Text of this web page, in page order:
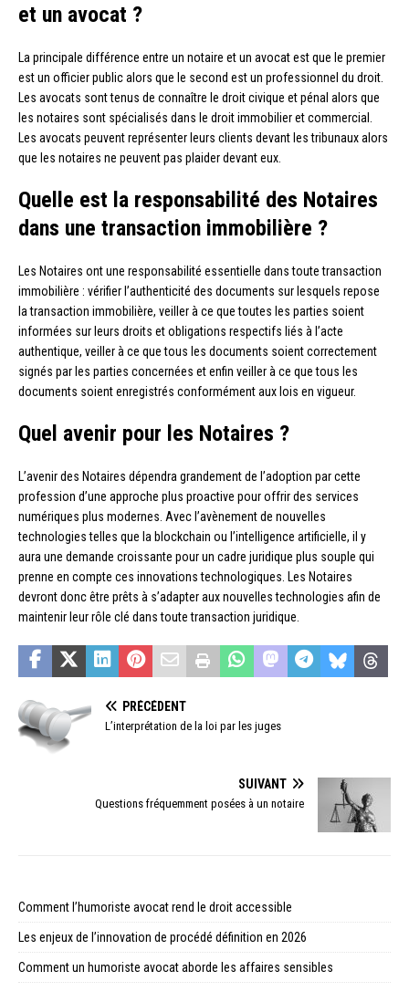
et un avocat ?
La principale différence entre un notaire et un avocat est que le premier
est un officier public alors que le second est un professionnel du droit.
Les avocats sont tenus de connaître le droit civique et pénal alors que
les notaires sont spécialisés dans le droit immobilier et commercial.
Les avocats peuvent représenter leurs clients devant les tribunaux alors
que les notaires ne peuvent pas plaider devant eux.
Quelle est la responsabilité des Notaires
dans une transaction immobilière ?
Les Notaires ont une responsabilité essentielle dans toute transaction
immobilière : vérifier l’authenticité des documents sur lesquels repose
la transaction immobilière, veiller à ce que toutes les parties soient
informées sur leurs droits et obligations respectifs liés à l’acte
authentique, veiller à ce que tous les documents soient correctement
signés par les parties concernées et enfin veiller à ce que tous les
documents soient enregistrés conformément aux lois en vigueur.
Quel avenir pour les Notaires ?
L’avenir des Notaires dépendra grandement de l’adoption par cette
profession d’une approche plus proactive pour offrir des services
numériques plus modernes. Avec l’avènement de nouvelles
technologies telles que la blockchain ou l’intelligence artificielle, il y
aura une demande croissante pour un cadre juridique plus souple qui
prenne en compte ces innovations technologiques. Les Notaires
devront donc être prêts à s’adapter aux nouvelles technologies afin de
maintenir leur rôle clé dans toute transaction juridique.
PRÉCÉDENT
L’interprétation de la loi par les juges
SUIVANT
Questions fréquemment posées à un notaire
Comment l’humoriste avocat rend le droit accessible
Les enjeux de l’innovation de procédé définition en 2026
Comment un humoriste avocat aborde les affaires sensibles